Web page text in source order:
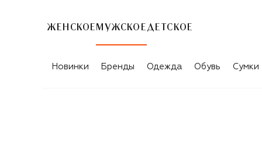
ЖЕНСКОЕ МУЖСКОЕ ДЕТСКОЕ
Новинки Бренды Одежда Обувь Сумки